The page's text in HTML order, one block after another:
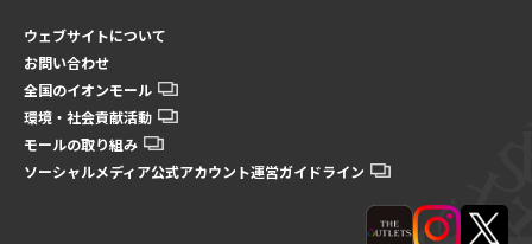
ウェブサイトについて
お問い合わせ
全国のイオンモール
環境・社会貢献活動
モールの取り組み
ソーシャルメディア公式アカウント運営ガイドライン